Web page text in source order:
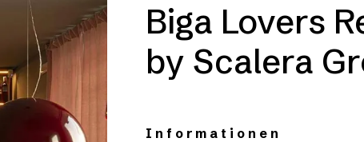
Biga Lovers
by Scalera
Informationen